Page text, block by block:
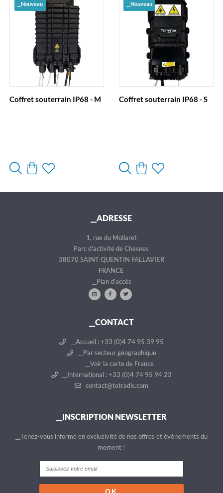
__Nouveau
Coffret souterrain IP68 - M
__Nouveau
Coffret souterrain IP68 - S
__ADRESSE
1, rue du Mollaret
Parc d'activité de Chesnes
38070 SAINT QUENTIN FALLAVIER
FRANCE
__Plan d'accès
__CONTACT
__Accueil : +33 (0)4 74 95 39 95
__Par secteur géographique
__Voir la carte de France
__International : +33 (0)4 74 95 94 23
contact@tetradis.com
__INSCRIPTION NEWSLETTER
__Tenez-vous informé en exclusivité de nos offres et évènements du
moment !